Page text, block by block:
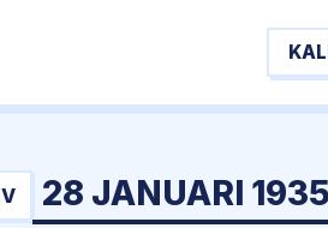
28 JANUARI 1935